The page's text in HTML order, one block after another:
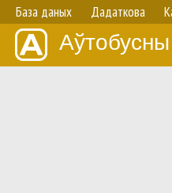
База даных Дадаткова